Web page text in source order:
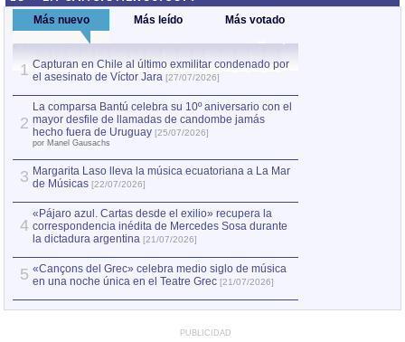
Más nuevo Más leído Más votado
1 Capturan en Chile al último exmilitar condenado por
el asesinato de Víctor Jara [27/07/2026]
2
La comparsa Bantú celebra su 10º aniversario con el
mayor desfile de llamadas de candombe jamás
hecho fuera de Uruguay [25/07/2026]
por Manel Gausachs
3 Margarita Laso lleva la música ecuatoriana a La Mar
de Músicas [22/07/2026]
4
«Pájaro azul. Cartas desde el exilio» recupera la
correspondencia inédita de Mercedes Sosa durante
la dictadura argentina [21/07/2026]
5 «Cançons del Grec» celebra medio siglo de música
en una noche única en el Teatre Grec [21/07/2026]
PUBLICIDAD